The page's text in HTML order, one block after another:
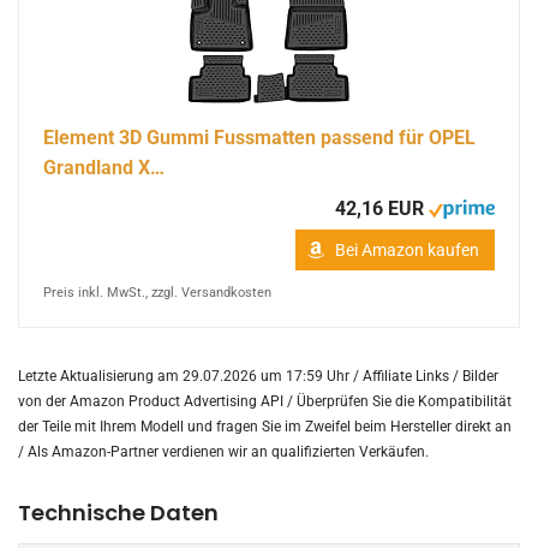
Element 3D Gummi Fussmatten passend für OPEL
Grandland X…
42,16 EUR
Bei Amazon kaufen
Preis inkl. MwSt., zzgl. Versandkosten
Letzte Aktualisierung am 29.07.2026 um 17:59 Uhr / Affiliate Links / Bilder
von der Amazon Product Advertising API / Überprüfen Sie die Kompatibilität
der Teile mit Ihrem Modell und fragen Sie im Zweifel beim Hersteller direkt an
/ Als Amazon-Partner verdienen wir an qualifizierten Verkäufen.
Technische Daten